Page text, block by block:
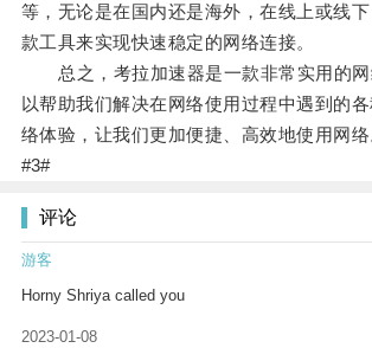
等，无论是在国内还是海外，在线上或线
款工具来实现快速稳定的网络连接。
总之，考拉加速器是一款非常实用的网
以帮助我们解决在网络使用过程中遇到的
络体验，让我们更加便捷、高效地使用网络
#3#
评论
游客
Horny Shriya called you
2023-01-08